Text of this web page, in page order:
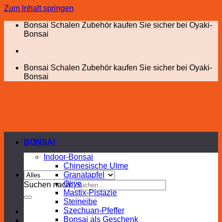
Zum Inhalt springen
Bonsai Schalen Zubehör kaufen Sie sicher bei Oyaki-
Bonsai
Bonsai Schalen Zubehör kaufen Sie sicher bei Oyaki-
Bonsai
Suchen nach:
BONSAI
Indoor-Bonsai
Chinesische Ulme
Granatapfel
Olive
Mastix-Pistazie
Steineibe
Szechuan-Pfeffer
Bonsai als Geschenk